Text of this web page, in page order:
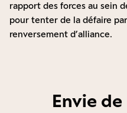
rapport des forces au sein
pour tenter de la défaire
renversement d’alliance.
Envie de